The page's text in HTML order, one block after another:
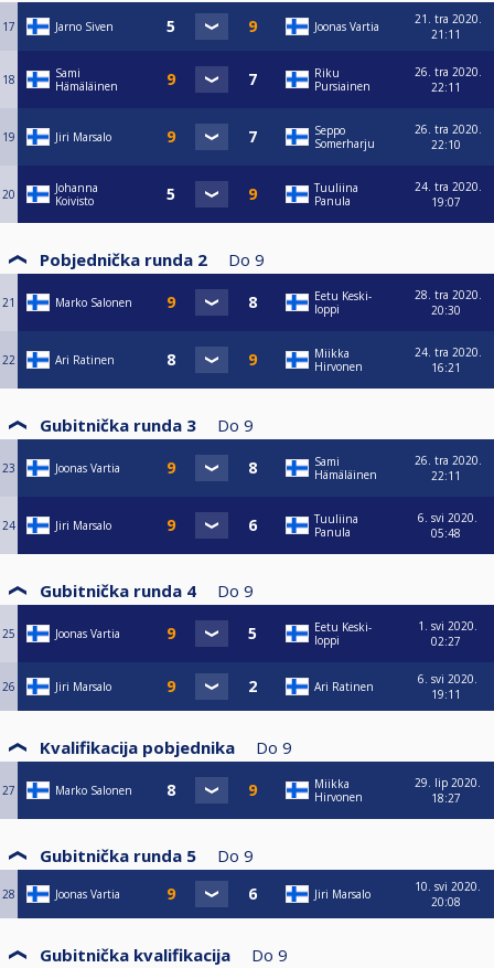
17 Jarno Siven Joonas Vartia
21. tra 2020.
21:11
18
Sami
Hämäläinen
Riku
Pursiainen
26. tra 2020.
22:11
19 Jiri Marsalo
Seppo
Somerharju
26. tra 2020.
22:10
20
Johanna
Koivisto
Tuuliina
Panula
24. tra 2020.
19:07
Pobjednička runda 2 Do 9
21 Marko Salonen
Eetu Keski-
loppi
28. tra 2020.
20:30
22 Ari Ratinen
Miikka
Hirvonen
24. tra 2020.
16:21
Gubitnička runda 3 Do 9
23 Joonas Vartia
Sami
Hämäläinen
26. tra 2020.
22:11
24 Jiri Marsalo
Tuuliina
Panula
6. svi 2020.
05:48
Gubitnička runda 4 Do 9
25 Joonas Vartia
Eetu Keski-
loppi
1. svi 2020.
02:27
26 Jiri Marsalo Ari Ratinen
6. svi 2020.
19:11
Kvalifikacija pobjednika Do 9
27 Marko Salonen
Miikka
Hirvonen
29. lip 2020.
18:27
Gubitnička runda 5 Do 9
28 Joonas Vartia Jiri Marsalo
10. svi 2020.
20:08
Gubitnička kvalifikacija Do 9